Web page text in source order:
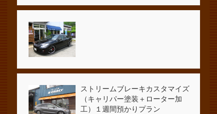
ストリームブレーキカスタマイズ
（キャリパー塗装＋ローター加
工）１週間預かりプラン